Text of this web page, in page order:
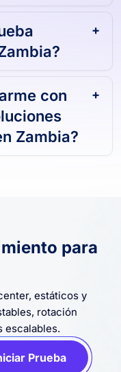
con
Zambia?
para
estáticos y
rotación
escalables.
Prueba